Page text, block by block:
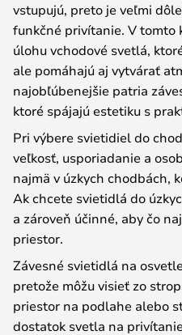
vstupujú, preto je veľmi
funkčné privítanie. V tomto
úlohu vchodové svetlá,
ale pomáhajú aj vytvárať
najobľúbenejšie patria
ktoré spájajú estetiku s
Pri výbere svietidiel do
veľkosť, usporiadanie a
najmä v úzkych chodbách,
Ak chcete svietidlá do
a zároveň účinné, aby čo
priestor.
Závesné svietidlá na
pretože môžu visieť zo
priestor na podlahe alebo
dostatok svetla na